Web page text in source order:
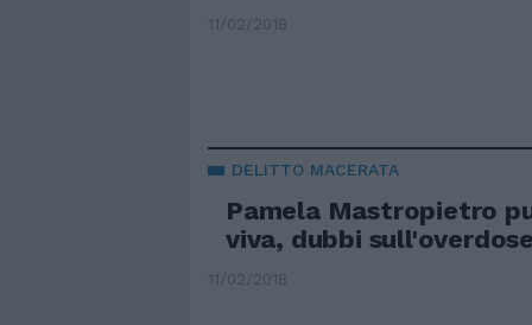
11/02/2018
DELITTO MACERATA
Pamela Mastropietro
viva, dubbi sull'overdose
11/02/2018